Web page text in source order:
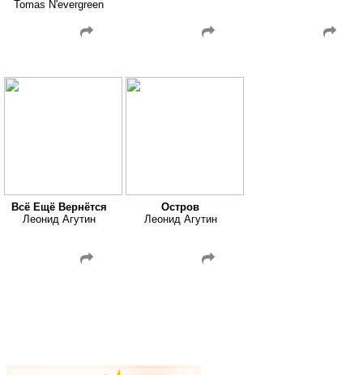
Tomas N'evergreen
Всё Ещё Вернётся
Леонид Агутин
Остров
Леонид Агутин